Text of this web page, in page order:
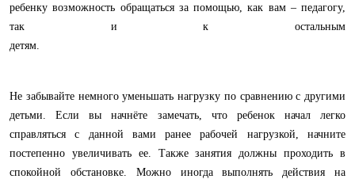
ребенку возможность обращаться за помощью, как вам – педагогу,
так и к остальным
Не забывайте немного уменьшать нагрузку по сравнению с другими
детьми. Если вы начнёте замечать, что ребенок начал легко
справляться с данной вами ранее рабочей нагрузкой, начните
постепенно увеличивать ее. Также занятия должны проходить в
спокойной обстановке. Можно иногда выполнять действия на